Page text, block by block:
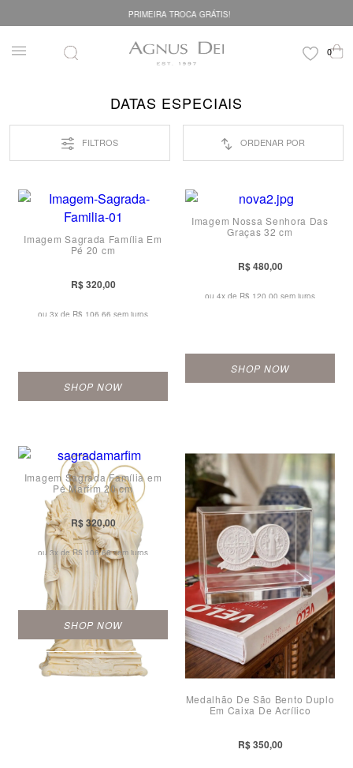
PRIMEIRA TROCA GRÁTIS!
DATAS ESPECIAIS
FILTROS ORDENAR POR
Imagem Sagrada Família Em
Pé 20 cm
R$ 320,00
ou 3x de R$ 106,66 sem juros
SHOP NOW
Imagem Nossa Senhora Das
Graças 32 cm
R$ 480,00
ou 4x de R$ 120,00 sem juros
SHOP NOW
Imagem Sagrada Família em
Pé Marfim 20 cm
R$ 320,00
ou 3x de R$ 106,66 sem juros
SHOP NOW
Medalhão De São Bento Duplo
Em Caixa De Acrílico
R$ 350,00